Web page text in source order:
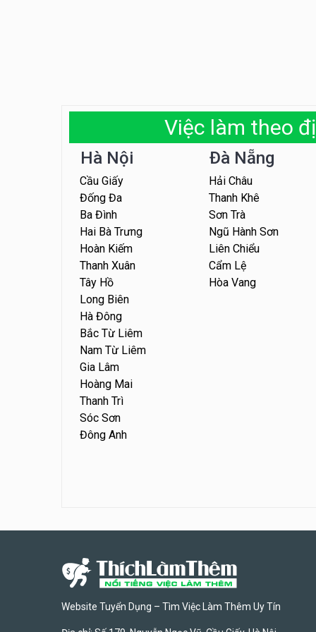
Việc làm theo
Hà Nội
Cầu Giấy
Đống Đa
Ba Đình
Hai Bà Trưng
Hoàn Kiếm
Thanh Xuân
Tây Hồ
Long Biên
Hà Đông
Bắc Từ Liêm
Nam Từ Liêm
Gia Lâm
Hoàng Mai
Thanh Trì
Sóc Sơn
Đông Anh
Đà Nẵng
Hải Châu
Thanh Khê
Sơn Trà
Ngũ Hành Sơn
Liên Chiểu
Cẩm Lệ
Hòa Vang
Website Tuyển Dụng – Tìm Việc Làm Thêm Uy Tín